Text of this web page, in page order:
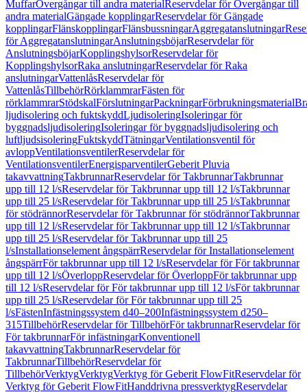
MuffarÖvergångar till andra materialReservdelar för Övergångar till
andra materialGängade kopplingarReservdelar för Gängade
kopplingarFlänskopplingarFlänsbussningarAggregatanslutningar
för AggregatanslutningarAnslutningsböjarReservdelar för
AnslutningsböjarKopplingshylsorReservdelar för
KopplingshylsorRaka anslutningarReservdelar för Raka
anslutningarVattenlåsReservdelar för
VattenlåsTillbehörRörklammrarFästen för
rörklammrarStödskalFörslutningarPackningarFörbrukningsmaterial
ljudisolering och fuktskyddLjudisoleringIsoleringar för
byggnadsljudisoleringIsoleringar för byggnadsljudisolering och
luftljudsisoleringFuktskyddTätningarVentilationsventil för
avloppVentilationsventilerReservdelar för
VentilationsventilerEnergisparventilerGeberit Pluvia
takavvattningTakbrunnarReservdelar för TakbrunnarTakbrunnar
upp till 12 l/sReservdelar för Takbrunnar upp till 12 l/sTakbrunnar
upp till 25 l/sReservdelar för Takbrunnar upp till 25 l/sTakbrunnar
för stödrännorReservdelar för Takbrunnar för stödrännorTakbrunnar
upp till 12 l/sReservdelar för Takbrunnar upp till 12 l/sTakbrunnar
upp till 25 l/sReservdelar för Takbrunnar upp till 25
l/sInstallationselement ångspärrReservdelar för Installationselement
ångspärrFör takbrunnar upp till 12 l/sReservdelar för För takbrunnar
upp till 12 l/sÖverloppReservdelar för ÖverloppFör takbrunnar upp
till 12 l/sReservdelar för För takbrunnar upp till 12 l/sFör takbrunnar
upp till 25 l/sReservdelar för För takbrunnar upp till 25
l/sFästenInfästningssystem d40–200Infästningssystem d250–
315TillbehörReservdelar för TillbehörFör takbrunnarReservdelar för
För takbrunnarFör infästningarKonventionell
takavvattningTakbrunnarReservdelar för
TakbrunnarTillbehörReservdelar för
TillbehörVerktygVerktygVerktyg för Geberit FlowFitReservdelar för
Verktyg för Geberit FlowFitHanddrivna pressverktygReservdelar